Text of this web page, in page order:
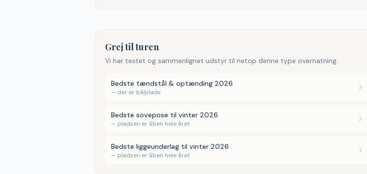
Grej til turen
Vi har testet og sammenlignet udstyr til netop denne type overnatning.
Bedste tændstål & optænding 2026
— der er bålplads
Bedste sovepose til vinter 2026
— pladsen er åben hele året
Bedste liggeunderlag til vinter 2026
— pladsen er åben hele året